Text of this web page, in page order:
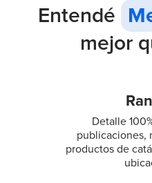
Entendé
mejor
Detalle
publicaciones,
productos de